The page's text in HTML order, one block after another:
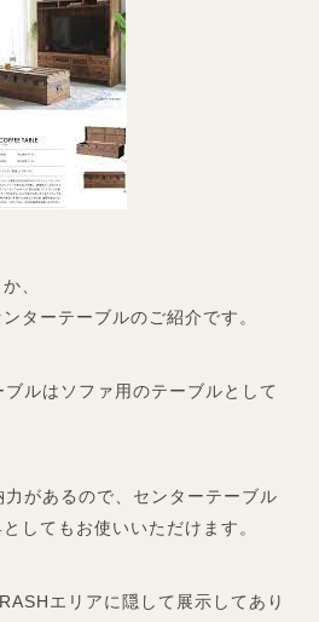
、
ターテーブルのご紹介です。
ルはソファ用のテーブルとして
があるので、センターテーブル
してもお使いいただけます。
エリアに隠して展示してあり